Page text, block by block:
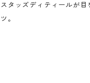
スタッズディティールが
ツ。